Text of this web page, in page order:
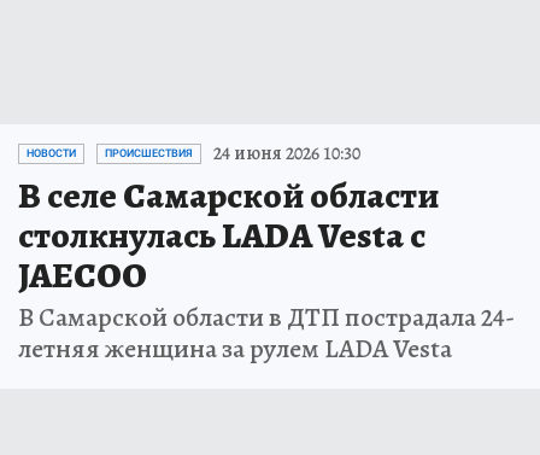
НОВОСТИ ПРОИСШЕСТВИЯ 24 июня 2026 10:30
В селе Самарской области
столкнулась LADA Vesta с
JAECOO
В Самарской области в ДТП пострадала 24-
летняя женщина за рулем LADA Vesta